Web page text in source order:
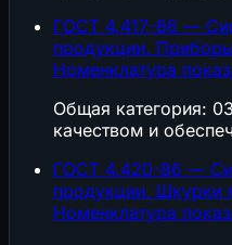
ГОСТ 4.417-86 —
продукции.
Номенклатура
Общая категория:
качеством и
ГОСТ 4.420-86 —
продукции. Шкурки
Номенклатура